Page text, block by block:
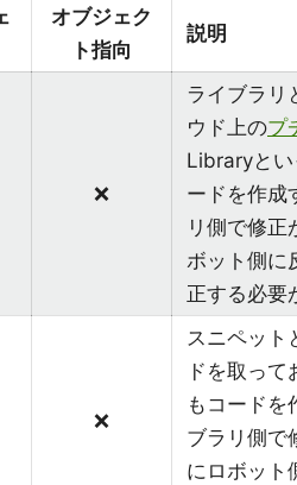
オブジェク
ト指向
説明
❌
ライブラリ
ウド上のプ
Libraryとい
ードを作成
リ側で修正
ボット側に
正する必要
❌
スニペット
ドを取っ
もコードを
ブラリ側で
にロボット